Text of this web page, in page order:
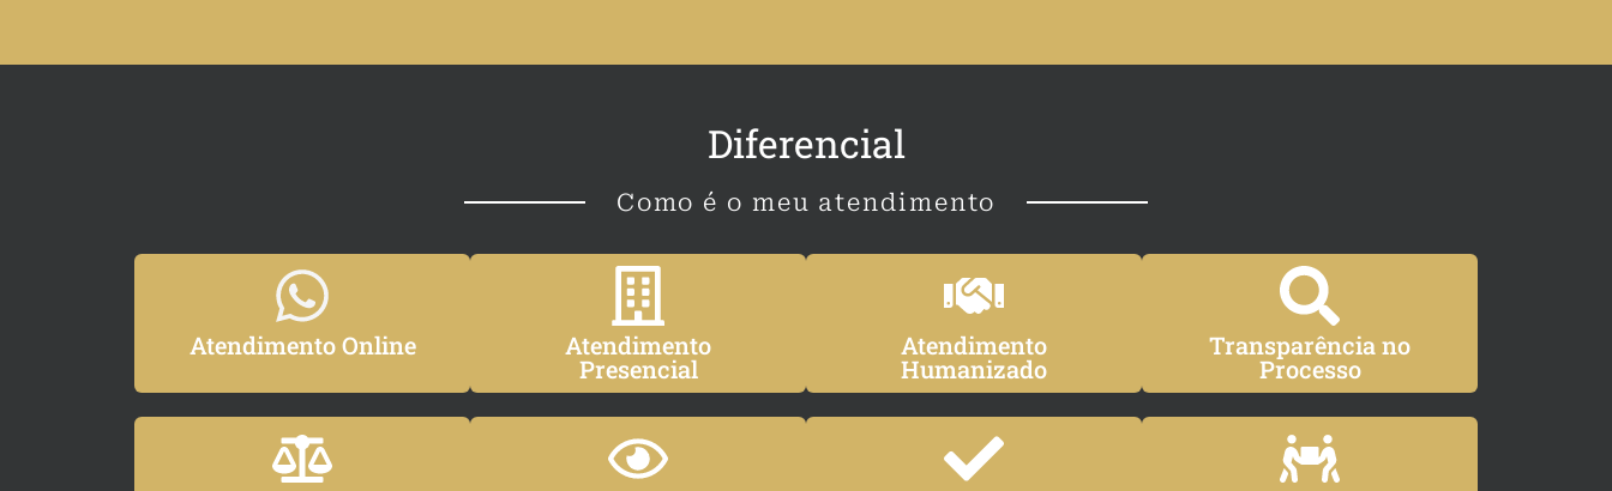
Diferencial
Como é o meu atendimento
Atendimento Online Atendimento
Presencial
Atendimento
Humanizado
Transparência no
Processo